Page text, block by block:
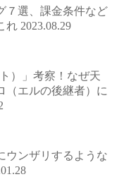
７選、課金条件など
れ 2023.08.29
）」考察！なぜ天
（エルの後継者）に
ウンザリするような